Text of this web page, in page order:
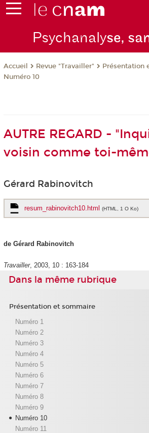
Psychanalyse,
Accueil Revue "Travailler"
Présentation
Numéro 10
AUTRE REGARD -
voisin comme toi-
Gérard Rabinovitch
resum_rabinovitch10.html (HTML, 1 O Ko)
de Gérard Rabinovitch
Travailler, 2003, 10 : 163-184
Dans la même rubrique
Présentation et sommaire
Numéro 1
Numéro 2
Numéro 3
Numéro 4
Numéro 5
Numéro 6
Numéro 7
Numéro 8
Numéro 9
Numéro 10
Numéro 11